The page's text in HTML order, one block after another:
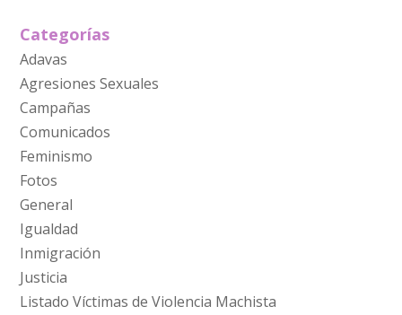
Categorías
Adavas
Agresiones Sexuales
Campañas
Comunicados
Feminismo
Fotos
General
Igualdad
Inmigración
Justicia
Listado Víctimas de Violencia Machista